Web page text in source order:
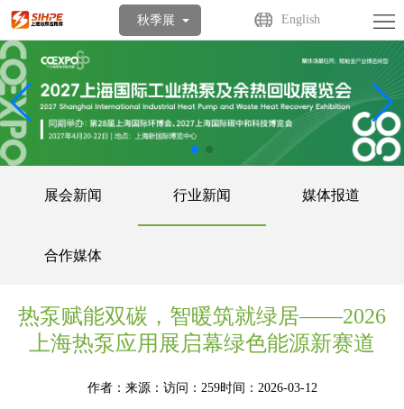
秋季展 English
首
页
关
于
展
展
商
观
展会新闻 行业新闻 媒体报道
合作媒体
热泵赋能双碳，智暖筑就绿居——2026
上海热泵应用展启幕绿色能源新赛道
作者： 来源： 访问：259时间：2026-03-12